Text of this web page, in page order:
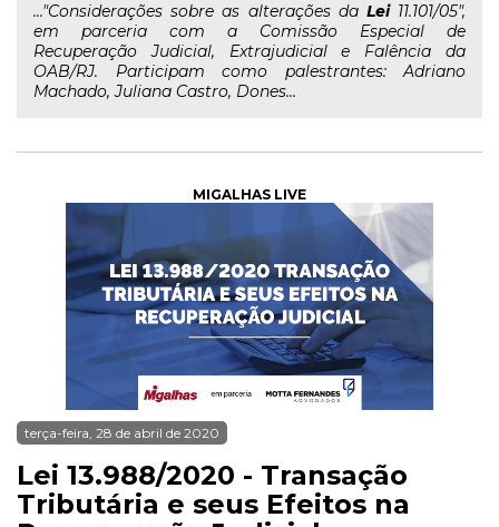
..."Considerações sobre as alterações da Lei11.101/05",
em parceria com a Comissão Especial de
Recuperação Judicial, Extrajudicial e Falência da
OAB/RJ. Participam como palestrantes: Adriano
Machado, Juliana Castro, Dones...
MIGALHAS LIVE
terça-feira, 28 de abril de 2020
Lei 13.988/2020 - Transação
Tributária e seus Efeitos na